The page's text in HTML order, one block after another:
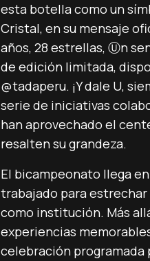
esta botella como un
Cristal, en su mensaje
años, 28 estrellas, Ⓤn
de edición limitada,
@tadaperu. ¡Y dale U,
serie de iniciativas
han aprovechado el
resalten su grandeza.
El bicampeonato llega
trabajado para
como institución. Más
experiencias
celebración programada